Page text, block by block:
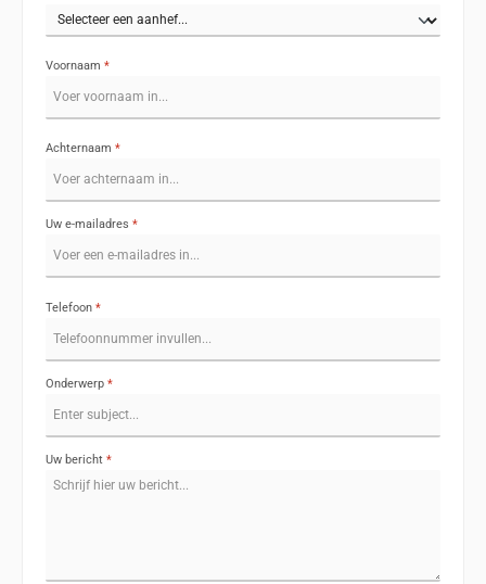
Voornaam *
Achternaam *
Uw e-mailadres *
Telefoon *
Onderwerp *
Uw bericht *